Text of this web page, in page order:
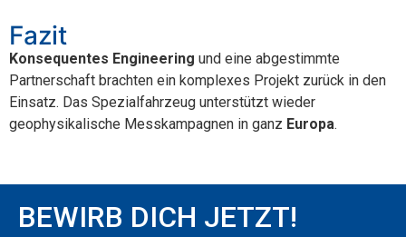
Fazit
Konsequentes Engineering und eine abgestimmte
Partnerschaft brachten ein komplexes Projekt zurück in den
Einsatz. Das Spezialfahrzeug unterstützt wieder
geophysikalische Messkampagnen in ganz Europa.
BEWIRB DICH JETZT!